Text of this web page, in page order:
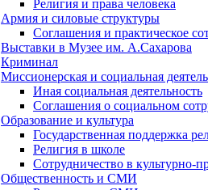
Религия и права человека
Армия и силовые структуры
Соглашения и практическое
Выставки в Музее им. А.Сахарова
Криминал
Миссионерская и социальная
Иная социальная деятельность
Соглашения о социальном
Образование и культура
Государственная поддержка
Религия в школе
Сотрудничество в культурно-
Общественность и СМИ